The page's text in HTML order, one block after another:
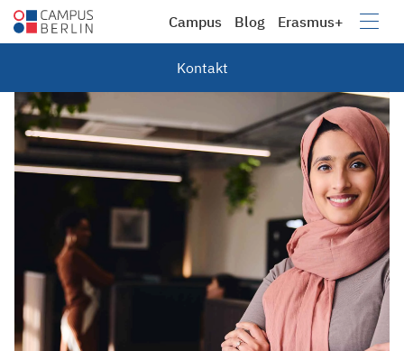
Campus
Berufsbildung e.V.
Campus Blog Erasmus+
Kontakt